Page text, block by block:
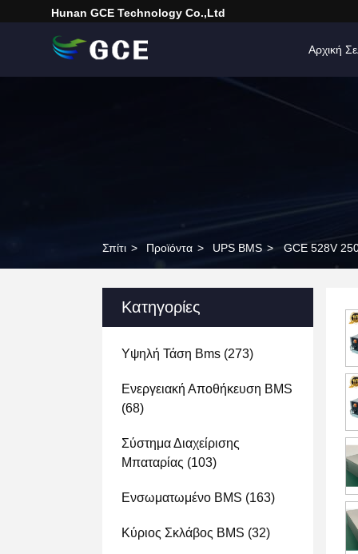
Hunan GCE Technology Co.,Ltd
Αρχική
Σπίτι > Προϊόντα > UPS BMS > GCE 528V
Κατηγορίες
Υψηλή Τάση Bms (273)
Ενεργειακή Αποθήκευση BMS
(68)
Σύστημα Διαχείρισης
Μπαταρίας (103)
Ενσωματωμένο BMS (163)
Κύριος Σκλάβος BMS (32)